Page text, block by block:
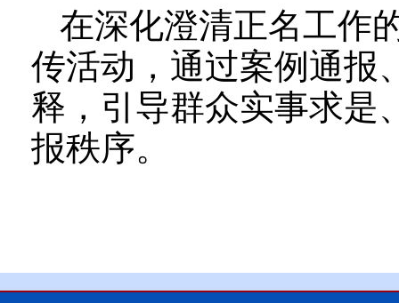
在深化澄清正名工作
传活动，通过案例通报
释，引导群众实事求是
报秩序。